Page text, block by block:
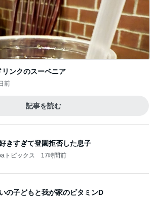
ンクのスーベニア
前
記事を読む
きすぎて登園拒否した息子
トピックス 17時間前
の子どもと我が家のビタミンD